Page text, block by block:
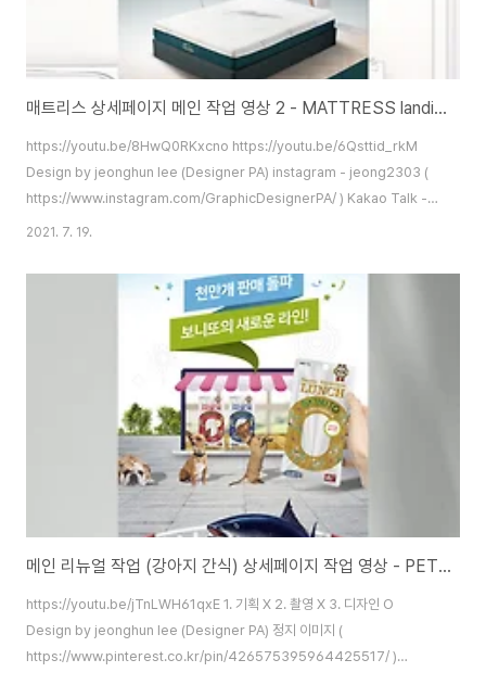
매트리스 상세페이지 메인 작업 영상 2 - MATTRESS landing page design 2, main part :)
https://youtu.be/8HwQ0RKxcno https://youtu.be/6Qsttid_rkM
Design by jeonghun lee (Designer PA) instagram - jeong2303 (
https://www.instagram.com/GraphicDesignerPA/ ) Kakao Talk -
jeong2303 ( https://open.kakao.com/o/stT8Snob )
2021. 7. 19.
메인 리뉴얼 작업 (강아지 간식) 상세페이지 작업 영상 - PET FOOD landing page design, main part renewal :)
https://youtu.be/jTnLWH61qxE 1. 기획 X 2. 촬영 X 3. 디자인 O
Design by jeonghun lee (Designer PA) 정지 이미지 (
https://www.pinterest.co.kr/pin/426575395964425517/ )